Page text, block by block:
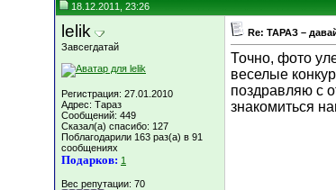
18.12.2011, 23:26
lelik
Завсегдатай
Регистрация: 27.01.2010
Адрес: Тараз
Сообщений: 449
Сказал(а) спасибо: 127
Поблагодарили 163 раз(а) в 91
сообщениях
Подарков: 1
Вес репутации: 70
Re: ТАРАЗ –
Точно, фото
веселые
поздравляю с
знакомиться